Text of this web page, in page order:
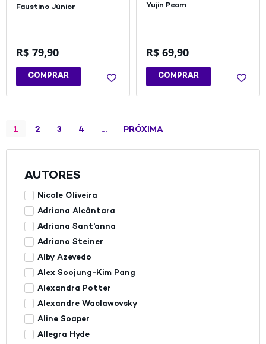
AUTORES
Nicole Oliveira
Adriana Alcântara
Adriana Sant'anna
Adriano Steiner
Alby Azevedo
Alex Soojung-Kim Pang
Alexandra Potter
Alexandre Waclawovsky
Aline Soaper
Allegra Hyde
Faustino Júnior
R$ 79,90
COMPRAR
Yujin Peom
R$ 69,90
COMPRAR
1 2 3 4 … PRÓXIMA